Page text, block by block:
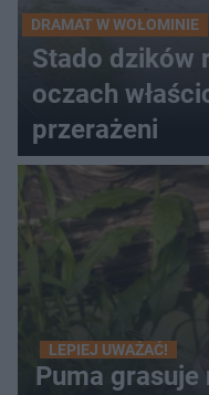
DRAMAT W WOŁOMINIE
Stado dzików
oczach
przerażeni
LEPIEJ UWAŻAĆ!
Puma grasuje